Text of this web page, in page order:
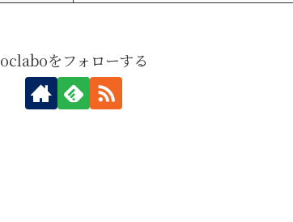
oclaboをフォローする